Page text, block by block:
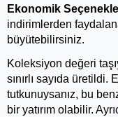
Ekonomik
indirimlerden
büyütebilirsiniz.
Koleksiyon değeri
sınırlı sayıda
tutkunuysanız, bu
bir yatırım olabilir.